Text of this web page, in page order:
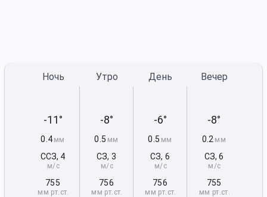
Ночь
-11°
0.4 мм
ССЗ, 4
м/с
755
мм рт.ст.
Утро
-8°
0.5 мм
СЗ, 3
м/с
756
мм рт.ст.
День
-6°
0.5 мм
СЗ, 6
м/с
756
мм рт.ст.
Вечер
-8°
0.2 мм
СЗ,6
м/с
755
мм рт.ст.